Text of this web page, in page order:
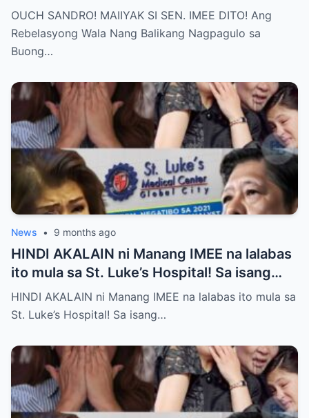
Buong Bansa! Ano ang matinding nangyari
sa pagitan nila?
OUCH SANDRO! MAIIYAK SI SEN. IMEE DITO! Ang
Rebelasyong Wala Nang Balikang Nagpagulo sa
Buong…
News • 9 months ago
HINDI AKALAIN ni Manang IMEE na lalabas
ito mula sa St. Luke’s Hospital! Sa isang
tahimik at maalinsangang hapon sa
lungsod ng Quezon, si Manang IMEE, isang
komunidad, ay naglakad papasok sa St.
Luke’s Hospital para sa isang ordinaryong
check-up. Walang sinuman ang
nakakaalam na sa araw na iyon, isang
HINDI AKALAIN ni Manang IMEE na lalabas ito mula sa
St. Luke’s Hospital! Sa isang…